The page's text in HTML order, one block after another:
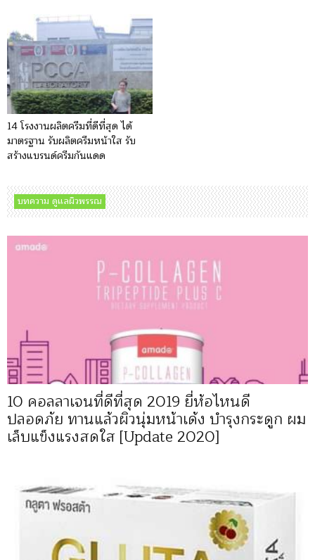
14 โรงงานผลิตครีมที่ดีที่สุด ได้
มาตรฐาน รับผลิตครีมหน้าใส รับ
สร้างแบรนด์ครีมกันแดด
บทความ ดูแลผิวพรรณ
10 คอลลาเจนที่ดีที่สุด 2019 ยี่ห้อไหนดี
ปลอดภัย ทานแล้วผิวนุ่มหน้าเด้ง บำรุงกระดูก ผม
เล็บแข็งแรงสดใส [Update 2020]